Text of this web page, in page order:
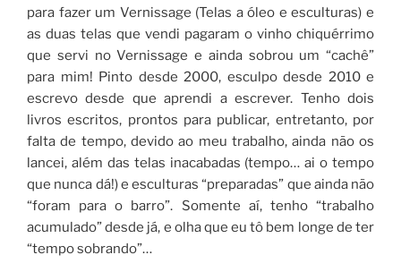
para fazer um Vernissage (Telas a óleo e esculturas) e
as duas telas que vendi pagaram o vinho chiquérrimo
que servi no Vernissage e ainda sobrou um “cachê”
para mim! Pinto desde 2000, esculpo desde 2010 e
escrevo desde que aprendi a escrever. Tenho dois
livros escritos, prontos para publicar, entretanto, por
falta de tempo, devido ao meu trabalho, ainda não os
lancei, além das telas inacabadas (tempo… ai o tempo
que nunca dá!) e esculturas “preparadas” que ainda não
“foram para o barro”. Somente aí, tenho “trabalho
acumulado” desde já, e olha que eu tô bem longe de ter
“tempo sobrando”…